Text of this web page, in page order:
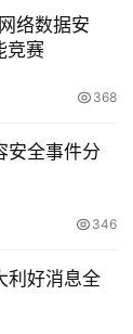
络数据安
竞赛
368
安全事件分
346
利好消息全